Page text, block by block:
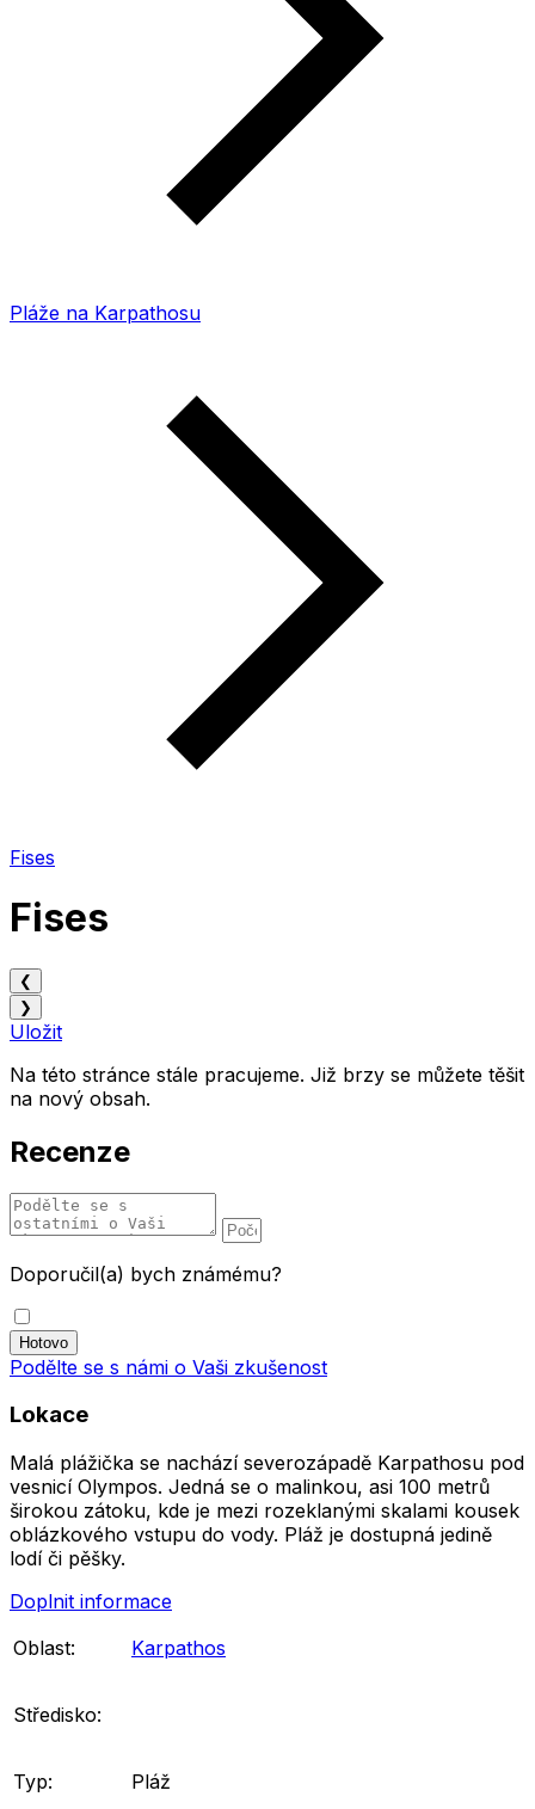
Pláže na Karpathosu
Fises
Fises
❮
❯
Uložit
Na této stránce stále pracujeme. Již brzy se můžete těšit
na nový obsah.
Recenze
Doporučil(a) bych známému?
Podělte se s námi o Vaši zkušenost
Lokace
Malá plážička se nachází severozápadě Karpathosu pod
vesnicí Olympos. Jedná se o malinkou, asi 100 metrů
širokou zátoku, kde je mezi rozeklanými skalami kousek
oblázkového vstupu do vody. Pláž je dostupná jedině
lodí či pěšky.
Doplnit informace
Oblast:
Karpathos
Středisko:
Typ: Pláž